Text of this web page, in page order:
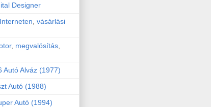
Designer
vásárlási
, megvalósítás
Autó Alváz (1977)
Autó (1988)
Autó (1994)